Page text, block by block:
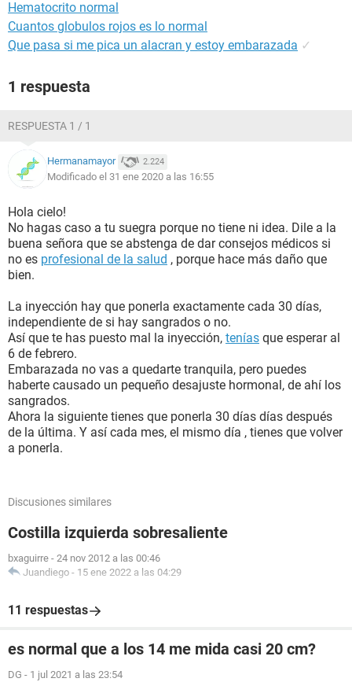
Hematocrito normal
Cuantos globulos rojos es lo normal
Que pasa si me pica un alacran y estoy embarazada ✓
1 respuesta
RESPUESTA 1 / 1
Hermanamayor 2.224
Modificado el 31 ene 2020 a las 16:55
Hola cielo!
No hagas caso a tu suegra porque no tiene ni idea. Dile a la
buena señora que se abstenga de dar consejos médicos si
no es profesional de la salud , porque hace más daño que
bien.
La inyección hay que ponerla exactamente cada 30 días,
independiente de si hay sangrados o no.
Así que te has puesto mal la inyección, tenías que esperar al
6 de febrero.
Embarazada no vas a quedarte tranquila, pero puedes
haberte causado un pequeño desajuste hormonal, de ahí los
sangrados.
Ahora la siguiente tienes que ponerla 30 días días después
de la última. Y así cada mes, el mismo día , tienes que volver
a ponerla.
Discusiones similares
Costilla izquierda sobresaliente
bxaguirre - 24 nov 2012 a las 00:46
Juandiego - 15 ene 2022 a las 04:29
11 respuestas
es normal que a los 14 me mida casi 20 cm?
DG - 1 jul 2021 a las 23:54